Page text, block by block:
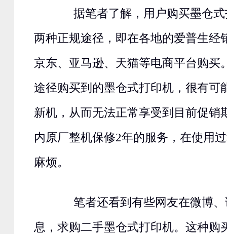
据笔者了解，用户购买墨仓式
两种正规途径，即在各地的爱普生经
京东、亚马逊、天猫等电商平台购买
途径购买到的墨仓式打印机，很有可
新机，从而无法正常享受到目前促销
内原厂整机保修2年的服务，在使用
麻烦。
笔者还看到有些网友在微博、
息，求购二手墨仓式打印机。这种购